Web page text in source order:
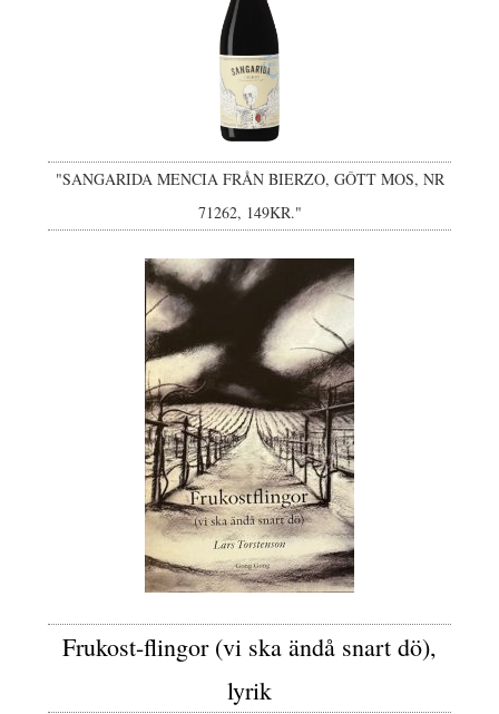
"SANGARIDA MENCIA FRÅN BIERZO, GÔTT MOS, NR
71262, 149KR."
Frukost-flingor (vi ska ändå snart dö),
lyrik